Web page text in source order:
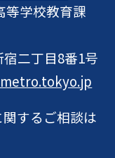
等学校教育課
二丁目8番1号
するご相談は